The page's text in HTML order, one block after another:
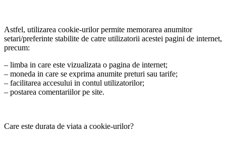
Astfel, utilizarea cookie-urilor permite memorarea anumitor
setari/preferinte stabilite de catre utilizatorii acestei pagini de internet,
precum:
– limba in care este vizualizata o pagina de internet;
– moneda in care se exprima anumite preturi sau tarife;
– facilitarea accesului in contul utilizatorilor;
– postarea comentariilor pe site.
Care este durata de viata a cookie-urilor?